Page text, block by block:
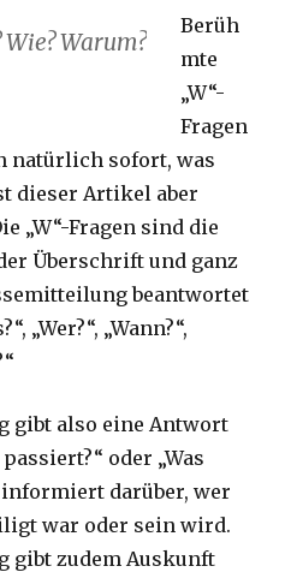
Wie? Warum?
Berüh
mte
„W“-
Fragen
natürlich sofort, was
dieser Artikel aber
„W“-Fragen sind die
Überschrift und ganz
beantwortet
„Wer?“, „Wann?“,
gibt also eine Antwort
oder „Was
informiert darüber, wer
war oder sein wird.
gibt zudem Auskunft